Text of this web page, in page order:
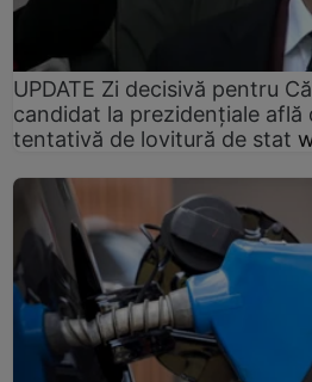
UPDATE Zi decisivă pentru
candidat la prezidențiale
tentativă de lovitură de stat